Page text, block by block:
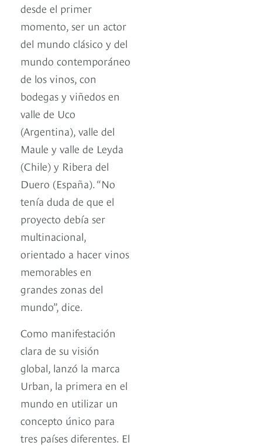
desde el primer
momento, ser un actor
del mundo clásico y del
mundo contemporáneo
de los vinos, con
bodegas y viñedos en
valle de Uco
(Argentina), valle del
Maule y valle de Leyda
(Chile) y Ribera del
Duero (España). “No
tenía duda de que el
proyecto debía ser
multinacional,
orientado a hacer vinos
memorables en
grandes zonas del
mundo”, dice.
Como manifestación
clara de su visión
global, lanzó la marca
Urban, la primera en el
mundo en utilizar un
concepto único para
tres países diferentes. El